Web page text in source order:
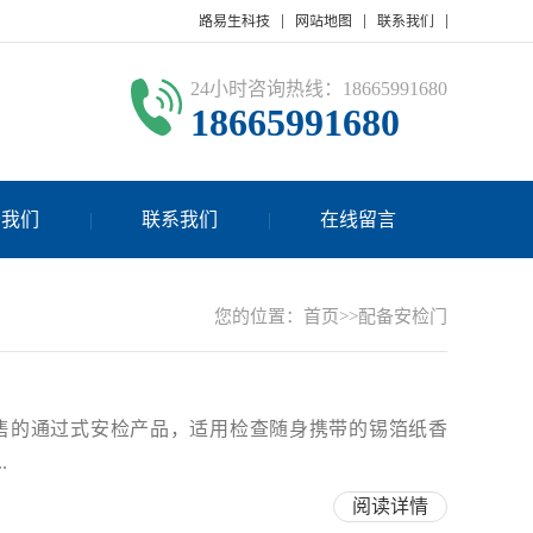
路易生科技 网站地图 联系我们
24小时咨询热线：18665991680
18665991680
们 联系我们 在线留言
您的位置： 首页>>配备安检门
通过式安检产品，适用检查随身携带的锡箔纸香
阅读详情